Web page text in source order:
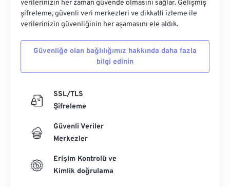
verilerinizin her zaman güvende olmasını sağlar. Gelişmiş
şifreleme, güvenli veri merkezleri ve dikkatli izleme ile
verilerinizin güvenliğinin her aşamasını ele aldık.
Güvenliğe olan bağlılığımız hakkında daha fazla
bilgi edinin
SSL/TLS
Şifreleme
Güvenli Veriler
Merkezler
Erişim Kontrolü ve
Kimlik doğrulama